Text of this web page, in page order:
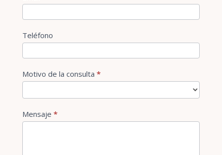
Teléfono
Motivo de la consulta *
de
Mensaje *